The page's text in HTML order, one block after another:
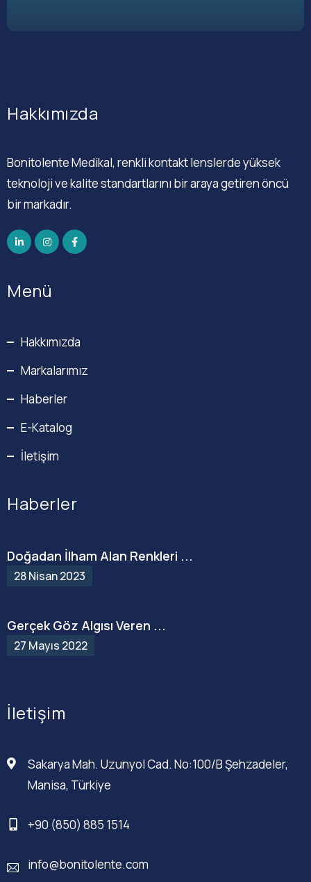
Hakkımızda
Bonitolente Medikal, renkli kontakt lenslerde yüksek
teknoloji ve kalite standartlarını bir araya getiren öncü
bir markadır.
Menü
Hakkımızda
Markalarımız
Haberler
E-Katalog
İletişim
Haberler
Doğadan İlham Alan Renkleri ...
28 Nisan 2023
Gerçek Göz Algısı Veren ...
27 Mayıs 2022
İletişim
Sakarya Mah. Uzunyol Cad. No:100/B Şehzadeler,
Manisa, Türkiye
+90 (850) 885 1514
info@bonitolente.com